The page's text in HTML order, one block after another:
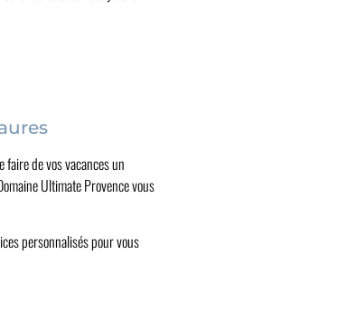
de vos vacances un
Ultimate Provence vous
personnalisés pour vous